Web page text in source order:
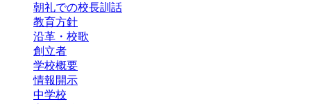
朝礼での校長訓話
教育方針
沿革・校歌
創立者
学校概要
情報開示
中学校